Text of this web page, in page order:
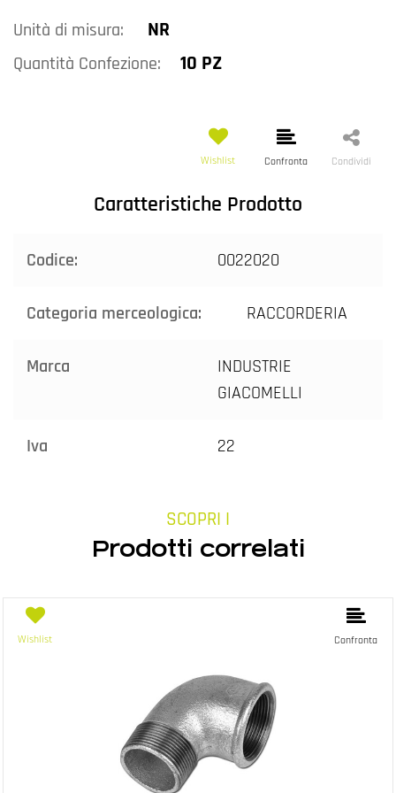
Unità di misura: NR
Quantità Confezione: 10 PZ
Wishlist Confronta Condividi
Caratteristiche Prodotto
Codice: 0022020
Categoria merceologica: RACCORDERIA
Marca
INDUSTRIE
GIACOMELLI
Iva 22
SCOPRI I
Prodotti correlati
Wishlist Confronta